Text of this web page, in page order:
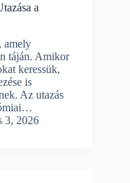
a
amely
táján. Amikor
keressük,
is
Az utazás
3, 2026